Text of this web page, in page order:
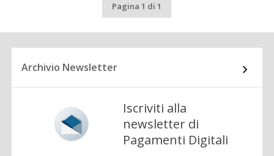
Pagina 1 di 1
Archivio Newsletter
Iscriviti alla
newsletter di
Pagamenti Digitali